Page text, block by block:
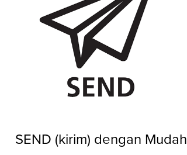
SEND (kirim) dengan Mudah